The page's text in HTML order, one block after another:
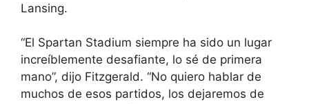
Lansing.
“El Spartan Stadium siempre ha sido un lugar
increíblemente desafiante, lo sé de primera
mano”, dijo Fitzgerald. “No quiero hablar de
muchos de esos partidos, los dejaremos de